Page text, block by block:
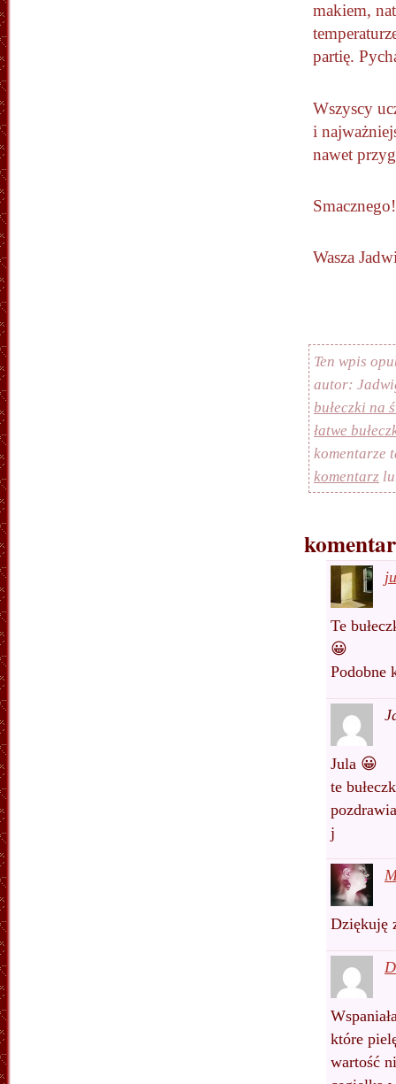
makiem,
partię.
Wszyscy
i
nawet
Smacznego!
Wasza
Ten wpis
autor:
bułeczki na
łatwe
komentarze
komentarz
Te
😀
Podobne
Jula 😀
te
j
Dziękuję
które
wartość